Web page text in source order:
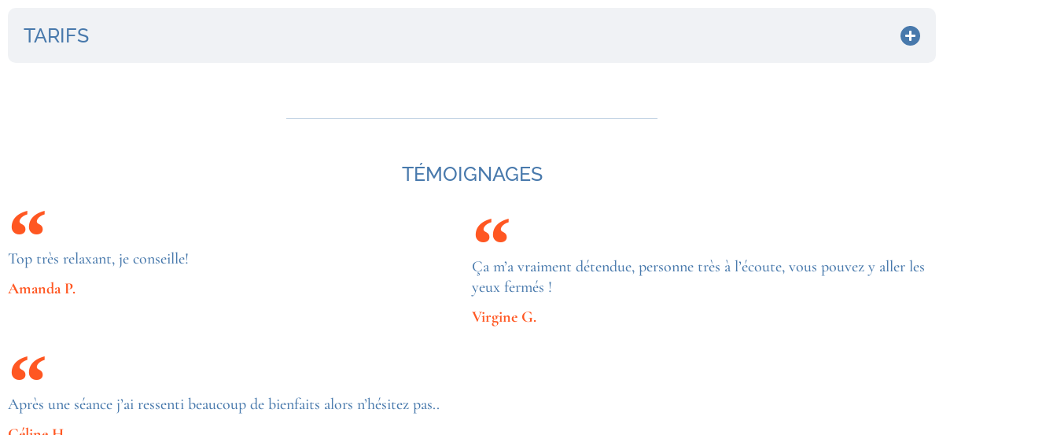
TARIFS
TÉMOIGNAGES
Top très relaxant, je conseille!
Amanda P.
Ça m’a vraiment détendue, personne très à l’écoute, vous pouvez y aller les
yeux fermés !
Virgine G.
Après une séance j’ai ressenti beaucoup de bienfaits alors n’hésitez pas..